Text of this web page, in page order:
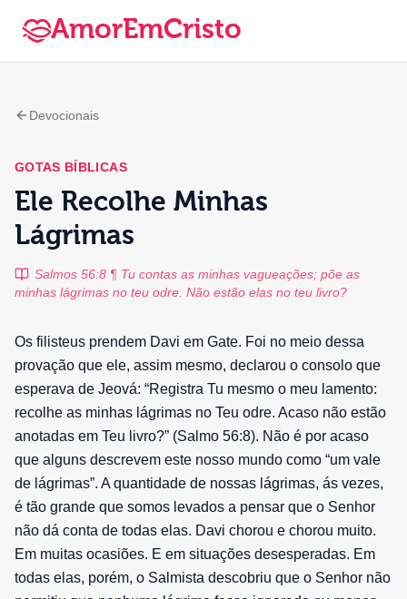
AmorEmCristo
Devocionais
GOTAS BÍBLICAS
Ele Recolhe Minhas
Lágrimas
Salmos 56:8 ¶ Tu contas as minhas vagueações; põe as
minhas lágrimas no teu odre. Não estão elas no teu livro?
Os filisteus prendem Davi em Gate. Foi no meio dessa
provação que ele, assim mesmo, declarou o consolo que
esperava de Jeová: “Registra Tu mesmo o meu lamento:
recolhe as minhas lágrimas no Teu odre. Acaso não estão
anotadas em Teu livro?” (Salmo 56:8). Não é por acaso
que alguns descrevem este nosso mundo como “um vale
de lágrimas”. A quantidade de nossas lágrimas, ás vezes,
é tão grande que somos levados a pensar que o Senhor
não dá conta de todas elas. Davi chorou e chorou muito.
Em muitas ocasiões. E em situações desesperadas. Em
todas elas, porém, o Salmista descobriu que o Senhor não